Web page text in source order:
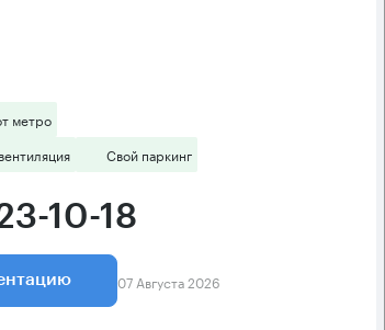
метро
Свой паркинг
10-18
07 Августа 2026